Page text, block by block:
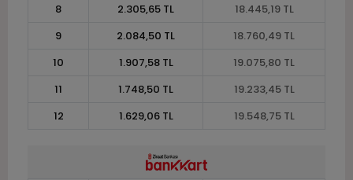
8
2.305,65 TL
18.445,19 TL
9
2.084,50 TL
18.760,49 TL
10
1.907,58 TL
19.075,80 TL
11
1.748,50 TL
19.233,45 TL
12
1.629,06 TL 19.548,75 TL